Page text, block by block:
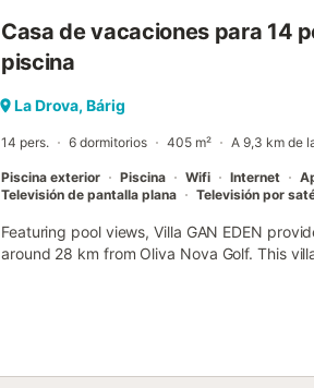
Casa de vacaciones para 14
piscina
La Drova, Bárig
14 pers. 6 dormitorios 405 m² A 9,3 km de
Piscina exterior Piscina Wifi Internet
Televisión de pantalla plana
Televisión por
Featuring pool views, Villa GAN EDEN
around 28 km from Oliva Nova Golf. This